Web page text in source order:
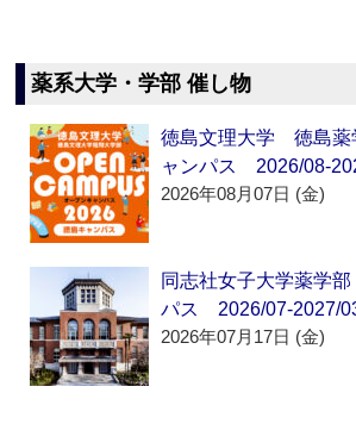
薬系大学・学部 催し物
徳島文理大学 徳島
ャンパス 2026/08-
2026年08月07日 (金)
同志社女子大学薬学
パス 2026/07-2027/
2026年07月17日 (金)